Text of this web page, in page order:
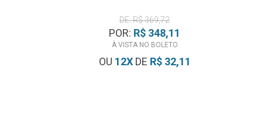
DE: R$ 369,72
POR: R$ 348,11
À VISTA NO BOLETO
OU 12XDE R$ 32,11